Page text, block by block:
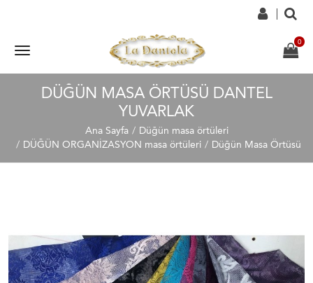
DÜĞÜN MASA ÖRTÜSÜ DANTEL
YUVARLAK
Ana Sayfa
Düğün masa örtüleri
DÜĞÜN ORGANİZASYON masa örtüleri
Düğün Masa Örtüsü